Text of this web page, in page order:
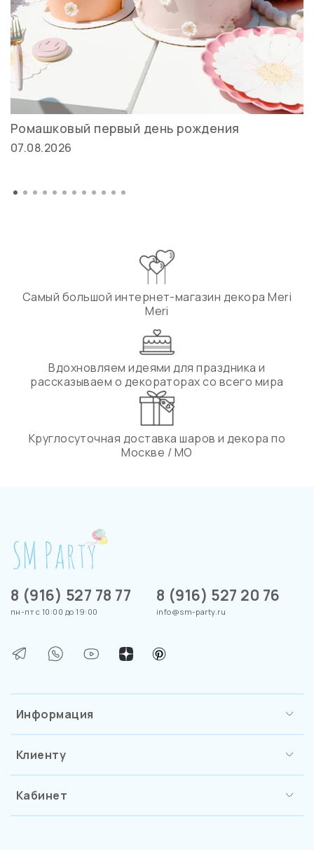
Ромашковый первый день рождения
07.08.2026
Самый большой интернет-магазин декора Meri
Meri
Вдохновляем идеями для праздника и
рассказываем о декораторах со всего мира
Круглосуточная доставка шаров и декора по
Москве / МО
Информация
Клиенту
Кабинет
8 (916) 527 78 77
пн-пт с 10:00 до 19:00
8 (916) 527 20 76
info@sm-party.ru